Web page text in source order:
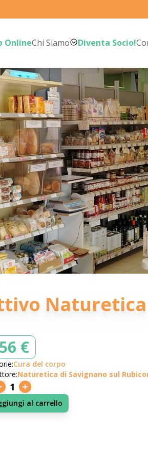
OnlineChi Siamo Diventa Socio!
Naturetica
€
Cura del corpo
Naturetica di Savignano sul
1
al carrello